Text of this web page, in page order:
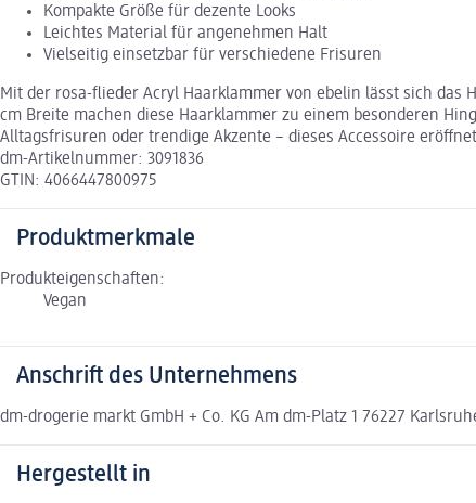
Kompakte Größe für dezente Looks
Leichtes Material für angenehmen Halt
Vielseitig einsetzbar für verschiedene Frisuren
Mit der rosa-flieder Acryl Haarklammer von ebelin lässt sich
cm Breite machen diese Haarklammer zu einem besonderen
Alltagsfrisuren oder trendige Akzente – dieses Accessoire
dm-Artikelnummer: 3091836
GTIN: 4066447800975
Produktmerkmale
Produkteigenschaften:
Vegan
Anschrift des Unternehmens
dm-drogerie markt GmbH + Co. KG Am dm-Platz 1 76227
Hergestellt in